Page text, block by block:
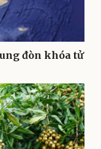
- Gia đình
đòn khóa tử